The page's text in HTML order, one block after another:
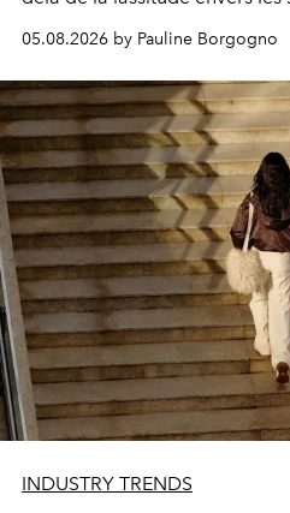
personnages continuent de
05.08.2026 by Pauline Borgogno
INDUSTRY TRENDS